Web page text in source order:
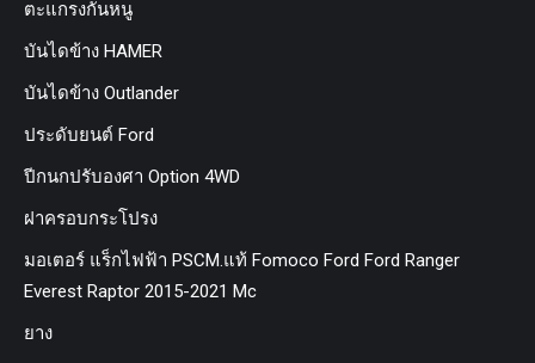
ตะแกรงกันหนู
บันไดข้าง HAMER
บันไดข้าง Outlander
ประดับยนต์ Ford
ปีกนกปรับองศา Option 4WD
ฝาครอบกระโปรง
มอเตอร์ แร็กไฟฟ้า PSCM.แท้ Fomoco Ford Ford Ranger
Everest Raptor 2015-2021 Mc
ยาง